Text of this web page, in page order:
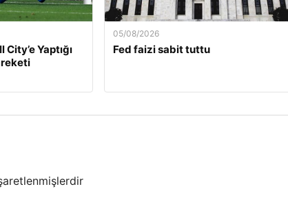
City’e Yaptığı
05/08/2026
Fed faizi sabit tuttu